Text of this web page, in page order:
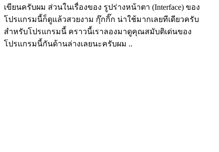
เขียนครับผม ส่วนในเรื่องของ รูปร่างหน้าตา (Interface) ของ
โปรแกรมนี้ก็ดูแล้วสวยงาม กุ๊กกิ๊ก น่าใช้มากเลยทีเดียวครับ
สำหรับโปรแกรมนี้ คราวนี้เราลองมาดูคุณสมับติเด่นของ
โปรแกรมนี้กันด้านล่างเลยนะครับผม ..